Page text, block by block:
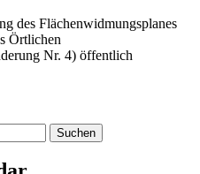
des Flächenwidmungsplanes
Örtlichen
Nr. 4) öffentlich